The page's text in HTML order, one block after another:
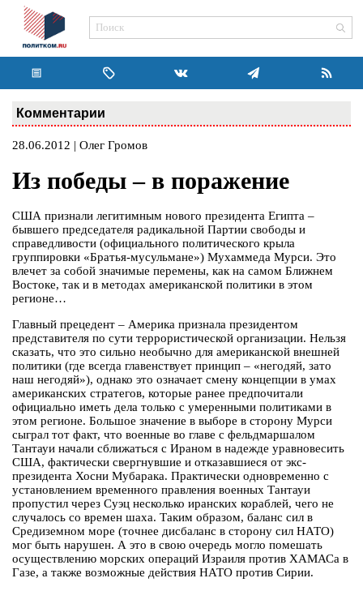
Комментарии
28.06.2012 | Олег Громов
Из победы – в поражение
США признали легитимным нового президента Египта –
бывшего председателя радикальной Партии свободы и
справедливости (официального политического крыла
группировки «Братья-мусульмане») Мухаммеда Мурси. Это
влечет за собой значимые перемены, как на самом Ближнем
Востоке, так и в методах американской политики в этом
регионе…
Главный прецедент – Америка признала президентом
представителя по сути террористической организации. Нельзя
сказать, что это сильно необычно для американской внешней
политики (где всегда главенствует принцип – «негодяй, зато
наш негодяй»), однако это означает смену концепции в умах
американских стратегов, которые ранее предпочитали
официально иметь дела только с умеренными политиками в
этом регионе. Большое значение в выборе в сторону Мурси
сыграл тот факт, что военные во главе с фельдмаршалом
Тантауи начали сближаться с Ираном в надежде уравновесить
США, фактически свергнувшие и отказавшиеся от экс-
президента Хосни Мубарака. Практически одновременно с
установлением временного правления военных Тантауи
пропустил через Суэц несколько иранских кораблей, чего не
случалось со времен шаха. Таким образом, баланс сил в
Средиземном море (точнее дисбаланс в сторону сил НАТО)
мог быть нарушен. А это в свою очередь могло помешать
осуществлению морских операций Израиля против ХАМАСа в
Газе, а также возможные действия НАТО против Сирии.